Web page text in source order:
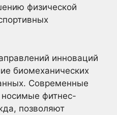
физической
инноваций
биомеханических
Современные
носимые фитнес-
позволяют